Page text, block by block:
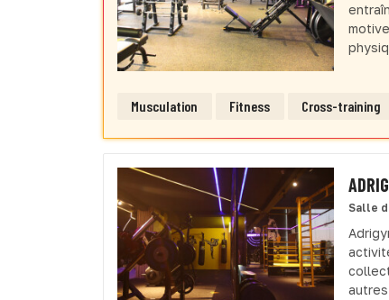
Musculation Fitness Cross-training
Salle